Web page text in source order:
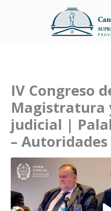
IV Congreso
Magistratura
judicial |
– Autoridades